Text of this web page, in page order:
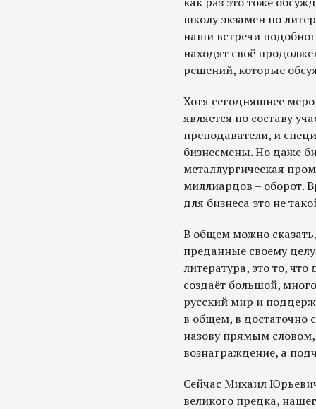
школу экзамен по
наши встречи
находят своё
решений, которые
Хотя сегодняшнее
является по составу
преподаватели, и
бизнесмены. Но даже
металлургическая
миллиардов – оборот.
для бизнеса это не
В общем можно
преданные своему
литература, это то, что
создаёт большой,
русский мир и
в общем, в достаточно
назову прямым
вознаграждение, а
Сейчас Михаил
великого предка,